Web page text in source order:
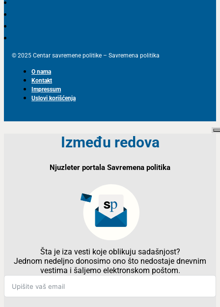
© 2025 Centar savremene politike – Savremena politika
O nama
Kontakt
Impressum
Uslovi korišćenja
Između redova
Njuzleter portala Savremena politika
Šta je iza vesti koje oblikuju sadašnjost?
Jednom nedeljno donosimo ono što nedostaje dnevnim
vestima i šaljemo elektronskom poštom.